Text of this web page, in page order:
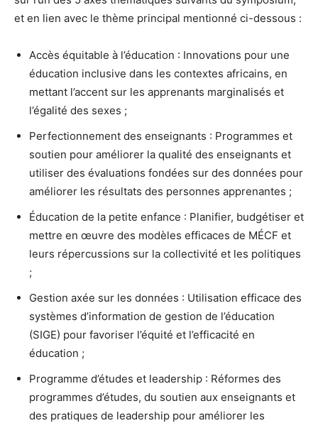
et en lien avec le thème principal mentionné ci-dessous :
Accès équitable à l’éducation : Innovations pour une
éducation inclusive dans les contextes africains, en
mettant l’accent sur les apprenants marginalisés et
l’égalité des sexes ;
Perfectionnement des enseignants : Programmes et
soutien pour améliorer la qualité des enseignants et
utiliser des évaluations fondées sur des données pour
améliorer les résultats des personnes apprenantes ;
Éducation de la petite enfance : Planifier, budgétiser et
mettre en œuvre des modèles efficaces de MÉCF et
leurs répercussions sur la collectivité et les politiques
;
Gestion axée sur les données : Utilisation efficace des
systèmes d’information de gestion de l’éducation
(SIGE) pour favoriser l’équité et l’efficacité en
éducation ;
Programme d’études et leadership : Réformes des
programmes d’études, du soutien aux enseignants et
des pratiques de leadership pour améliorer les